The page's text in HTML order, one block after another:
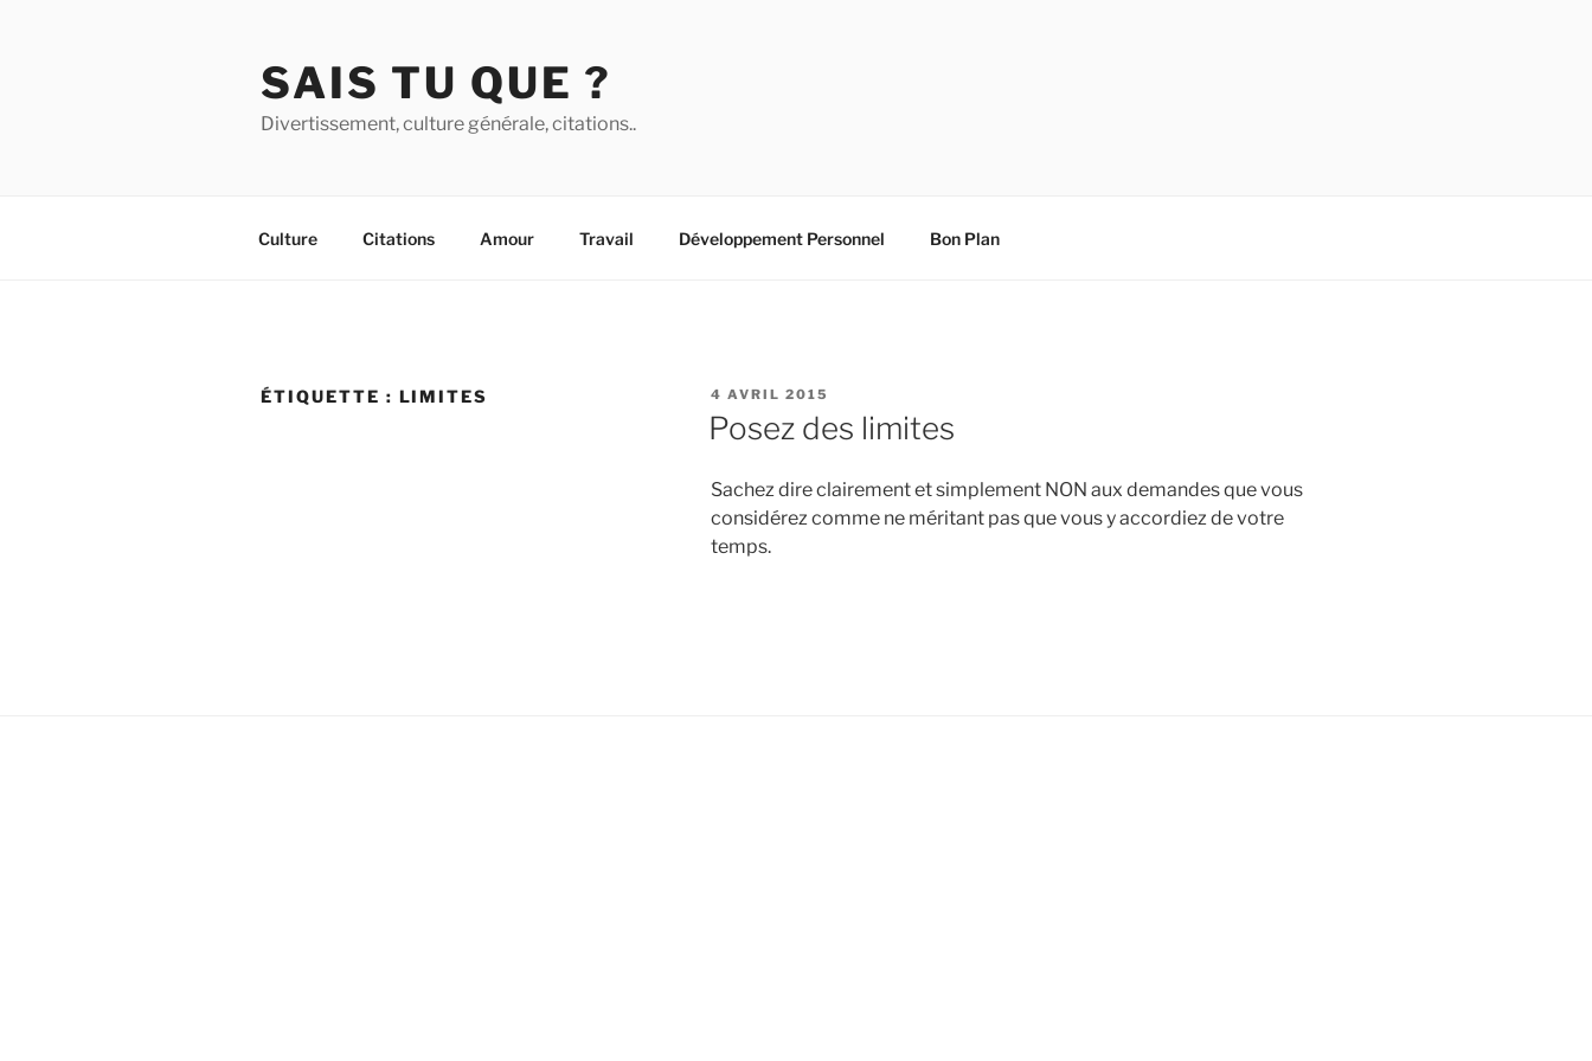
SAIS TU QUE ?
Divertissement, culture générale, citations..
Culture Citations Amour Travail Développement Personnel Bon Plan
ÉTIQUETTE : LIMITES
PUBLIÉ
LE
4 AVRIL 2015
Posez des limites
Sachez dire clairement et simplement NON aux demandes que vous
considérez comme ne méritant pas que vous y accordiez de votre
temps.